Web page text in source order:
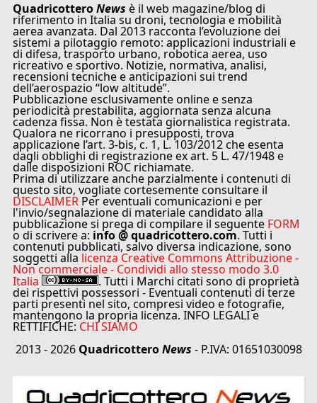
QuadricotteroNews è il web magazine/blog di
riferimento in Italia su droni, tecnologia e mobilità
aerea avanzata. Dal 2013 racconta l’evoluzione dei
sistemi a pilotaggio remoto: applicazioni industriali e
di difesa, trasporto urbano, robotica aerea, uso
ricreativo e sportivo. Notizie, normativa, analisi,
recensioni tecniche e anticipazioni sui trend
dell’aerospazio “low altitude”.
Pubblicazione esclusivamente online e senza
periodicità prestabilita, aggiornata senza alcuna
cadenza fissa. Non è testata giornalistica registrata.
Qualora ne ricorrano i presupposti, trova
applicazione l’art. 3-bis, c. 1, L. 103/2012 che esenta
dagli obblighi di registrazione ex art. 5 L. 47/1948 e
dalle disposizioni ROC richiamate.
Prima di utilizzare anche parzialmente i contenuti di
questo sito, vogliate cortesemente consultare il
DISCLAIMER Per eventuali comunicazioni e per
l'invio/segnalazione di materiale candidato alla
pubblicazione si prega di compilare il seguente FORM
o di scrivere a: info @ quadricottero.com. Tutti i
contenuti pubblicati, salvo diversa indicazione, sono
soggetti alla licenza Creative Commons Attribuzione -
Non commerciale - Condividi allo stesso modo 3.0
Italia . Tutti i Marchi citati sono di proprietà
dei rispettivi possessori - Eventuali contenuti di terze
parti presenti nel sito, compresi video e fotografie,
mantengono la propria licenza. INFO LEGALI e
RETTIFICHE: CHI SIAMO
2013 - 2026 QuadricotteroNews - P.IVA: 01651030098